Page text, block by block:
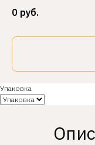
0 руб.
Упаковка